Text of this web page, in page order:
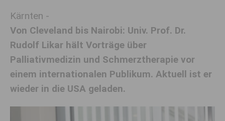
Kärnten -
Von Cleveland bis Nairobi: Univ. Prof. Dr.
Rudolf Likar hält Vorträge über
Palliativmedizin und Schmerztherapie vor
einem internationalen Publikum. Aktuell ist er
wieder in die USA geladen.